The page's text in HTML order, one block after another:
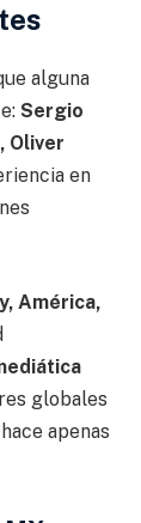
alguna
Sergio
Oliver
en
América,
globales
apenas